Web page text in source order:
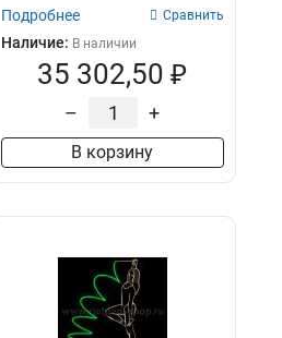
Подробнее Сравнить
Наличие: В наличии
35 302,50 ₽
– +
В корзину